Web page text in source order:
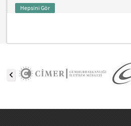
Hepsini Gör